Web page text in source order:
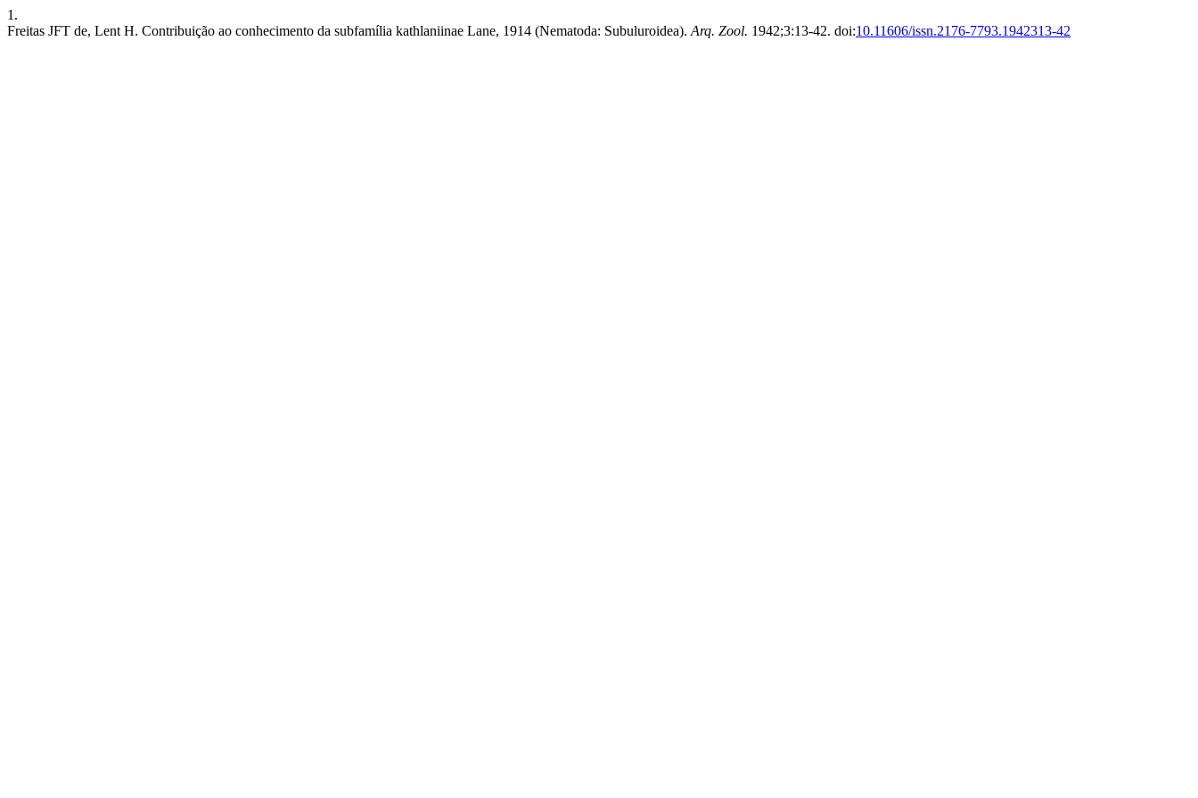
1.
Freitas JFT de, Lent H. Contribuição ao conhecimento da subfamília kathlaniinae Lane, 1914 (Nematoda: Subuluroidea). Arq. Zool. 1942;3:13-42. doi:10.11606/issn.2176-7793.1942313-42